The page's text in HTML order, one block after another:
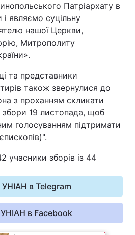
Фотобанк
Патріархату в
являємо суцільну
нашої Церкви,
Митрополиту
та представники
також звернулися до
з проханням скликати
збори 19 листопада, щоб
голосуванням підтримати
учасники зборів із 44
в Telegram
в Facebook